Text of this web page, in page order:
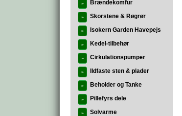
» Brændekomfur
» Skorstene & Røgrør
» Isokern Garden Havepejs
» Kedel-tilbehør
» Cirkulationspumper
» Ildfaste sten & plader
» Beholder og Tanke
» Pillefyrs dele
» Solvarme